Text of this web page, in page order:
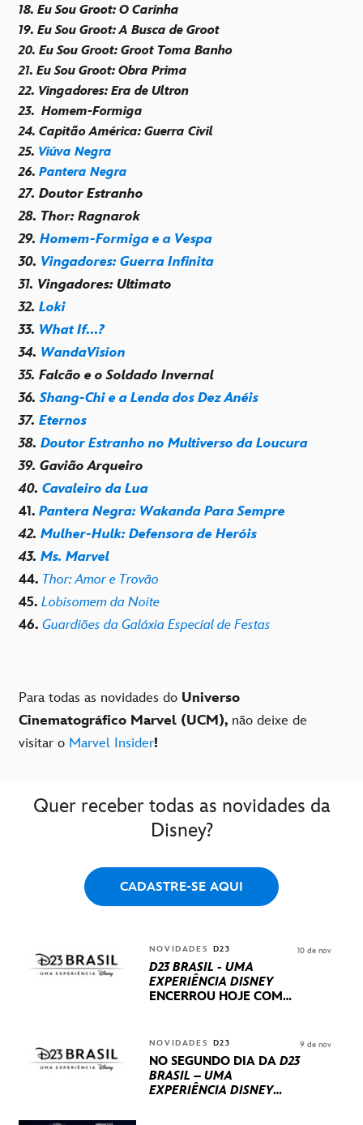
18. Eu Sou Groot: O Carinha
19. Eu Sou Groot: A Busca de Groot
20. Eu Sou Groot: Groot Toma Banho
21. Eu Sou Groot: Obra Prima
22. Vingadores: Era de Ultron
23. Homem-Formiga
24. Capitão América: Guerra Civil
25. Viúva Negra
26. Pantera Negra
27. Doutor Estranho
28. Thor: Ragnarok
29. Homem-Formiga e a Vespa
30. Vingadores: Guerra Infinita
31. Vingadores: Ultimato
32. Loki
33. What If...?
34. WandaVision
35. Falcão e o Soldado Invernal
36.Shang-Chi e a Lenda dos Dez Anéis
37. Eternos
38. Doutor Estranho no Multiverso da Loucura
39. Gavião Arqueiro
40. Cavaleiro da Lua
41. Pantera Negra: Wakanda Para Sempre
42. Mulher-Hulk: Defensora de Heróis
43. Ms. Marvel
44. Thor: Amor e Trovão
45. Lobisomem da Noite
46. Guardiões da Galáxia Especial de Festas
Para todas as novidades do Universo
Cinematográfico Marvel (UCM), não deixe de
visitar o Marvel Insider!
Quer receber todas as novidades da
Disney?
CADASTRE-SE AQUI
NOVIDADES D23
D23 BRASIL - UMA
EXPERIÊNCIA DISNEY
ENCERROU HOJE COM
INTERNACIONAIS E
PRODUÇÕES BRASILEIRAS
10 de nov
NOVIDADES D23
NO SEGUNDO DIA DA D23
BRASIL – UMA
EXPERIÊNCIA DISNEY
9 de nov